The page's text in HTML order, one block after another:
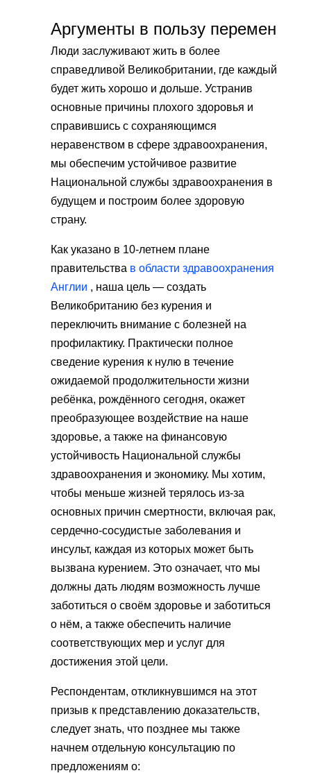
Аргументы в пользу перемен
Люди заслуживают жить в более
справедливой Великобритании, где каждый
будет жить хорошо и дольше. Устранив
основные причины плохого здоровья и
справившись с сохраняющимся
неравенством в сфере здравоохранения,
мы обеспечим устойчивое развитие
Национальной службы здравоохранения в
будущем и построим более здоровую
страну.
Как указано в 10-летнем плане
правительства в области здравоохранения
Англии , наша цель — создать
Великобританию без курения и
переключить внимание с болезней на
профилактику. Практически полное
сведение курения к нулю в течение
ожидаемой продолжительности жизни
ребёнка, рождённого сегодня, окажет
преобразующее воздействие на наше
здоровье, а также на финансовую
устойчивость Национальной службы
здравоохранения и экономику. Мы хотим,
чтобы меньше жизней терялось из-за
основных причин смертности, включая рак,
сердечно-сосудистые заболевания и
инсульт, каждая из которых может быть
вызвана курением. Это означает, что мы
должны дать людям возможность лучше
заботиться о своём здоровье и заботиться
о нём, а также обеспечить наличие
соответствующих мер и услуг для
достижения этой цели.
Респондентам, откликнувшимся на этот
призыв к представлению доказательств,
следует знать, что позднее мы также
начнем отдельную консультацию по
предложениям о: